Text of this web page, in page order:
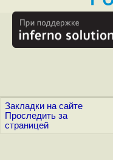
Закладки на сайте
Проследить за
страницей